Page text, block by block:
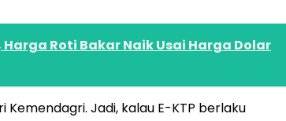
Harga Roti Bakar Naik Usai Harga Dolar
Kemendagri. Jadi, kalau E-KTP berlaku